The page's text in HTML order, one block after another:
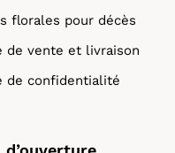
florales pour décès
de vente et livraison
de confidentialité